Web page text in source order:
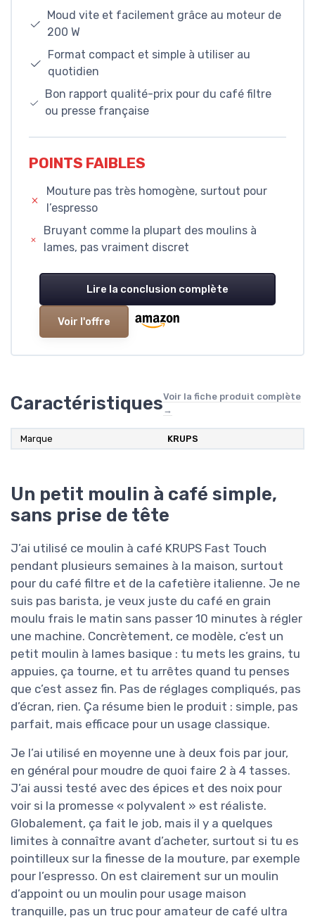
Moud vite et facilement grâce au moteur de
200 W
Format compact et simple à utiliser au
quotidien
Bon rapport qualité-prix pour du café filtre
ou presse française
POINTS FAIBLES
Mouture pas très homogène, surtout pour
l’espresso
Bruyant comme la plupart des moulins à
lames, pas vraiment discret
Lire la conclusion complète
Voir l'offre
CaractéristiquesVoir la fiche produit complète
→
Marque ‎KRUPS
Un petit moulin à café simple,
sans prise de tête
J’ai utilisé ce moulin à café KRUPS Fast Touch
pendant plusieurs semaines à la maison, surtout
pour du café filtre et de la cafetière italienne. Je ne
suis pas barista, je veux juste du café en grain
moulu frais le matin sans passer 10 minutes à régler
une machine. Concrètement, ce modèle, c’est un
petit moulin à lames basique : tu mets les grains, tu
appuies, ça tourne, et tu arrêtes quand tu penses
que c’est assez fin. Pas de réglages compliqués, pas
d’écran, rien. Ça résume bien le produit : simple, pas
parfait, mais efficace pour un usage classique.
Je l’ai utilisé en moyenne une à deux fois par jour,
en général pour moudre de quoi faire 2 à 4 tasses.
J’ai aussi testé avec des épices et des noix pour
voir si la promesse « polyvalent » est réaliste.
Globalement, ça fait le job, mais il y a quelques
limites à connaître avant d’acheter, surtout si tu es
pointilleux sur la finesse de la mouture, par exemple
pour l’espresso. On est clairement sur un moulin
d’appoint ou un moulin pour usage maison
tranquille, pas un truc pour amateur de café ultra